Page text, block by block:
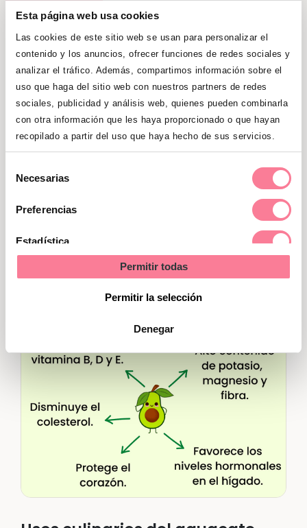
Esta página web usa cookies
Las cookies de este sitio web se usan para personalizar el
contenido y los anuncios, ofrecer funciones de redes sociales y
analizar el tráfico. Además, compartimos información sobre el
uso que haga del sitio web con nuestros partners de redes
sociales, publicidad y análisis web, quienes pueden combinarla
con otra información que les haya proporcionado o que hayan
recopilado a partir del uso que haya hecho de sus servicios.
Necesarias
Preferencias
Estadística
Permitir todas
Permitir la selección
Denegar
del feto y evitar malformaciones.
como buen alimento previo al
embarazo y en período de lactancia.
Sualta proporción de fibra evita el
estreñimiento y, en combinación con
los aceites que aporta, favorece el
buen mantenimiento de losniveles
hormonales en el hígado de la
Por si fuera poco, mejora hasta cinco
veces la absorción de nutrientes de
otras frutas y verduras, como es el
caso de los carotenoides.